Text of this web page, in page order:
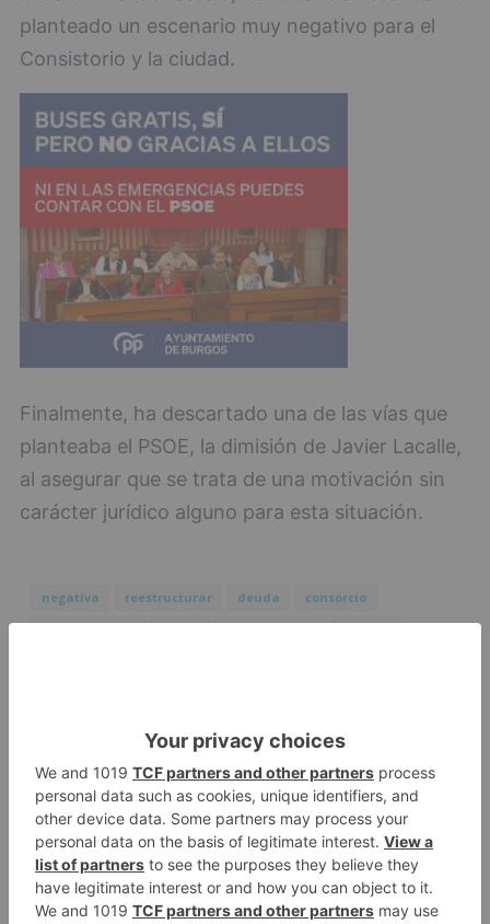
planteado un escenario muy negativo para el
Consistorio y la ciudad.
Finalmente, ha descartado una de las vías que
planteaba el PSOE, la dimisión de Javier Lacalle,
al asegurar que se trata de una motivación sin
carácter jurídico alguno para esta situación.
negativa reestructurar deuda
consorcio
LO + VISTO
1
Fallece un ciclista en Burgos tras
avisar otro conductor que se
había caído de la bicicleta
2
Villatoro da el primer paso para